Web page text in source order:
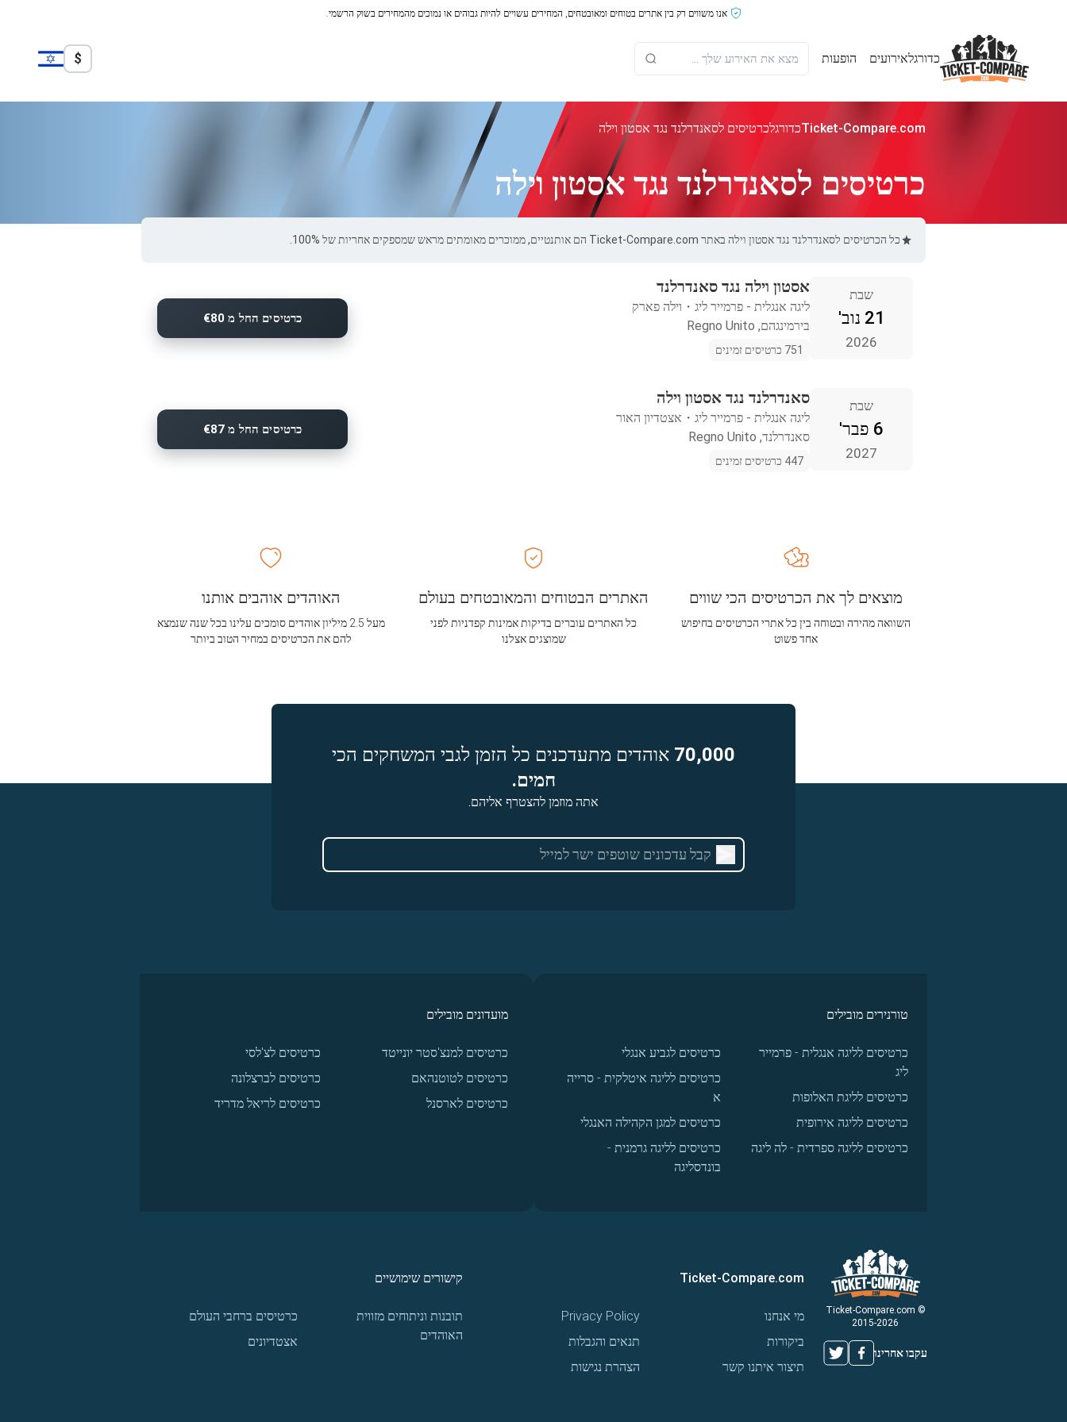
אנו משווים רק בין אתרים בטוחים ומאובטחים, המחירים עשויים להיות גבוהים או נמוכים מהמחירים בשוק הרשמי.
כדורגלאירועים הופעות $
Ticket-Compare.comכדורגלכרטיסים לסאנדרלנד נגד אסטון וילה
כרטיסים לסאנדרלנד נגד אסטון וילה
כל הכרטיסים לסאנדרלנד נגד אסטון וילה באתר Ticket-Compare.com הם אותנטיים, ממוכרים מאומתים מראש שמספקים אחריות של 100%.
שבת
21 נוב'
2026
אסטון וילה נגד סאנדרלנד
ליגה אנגלית - פרמייר ליג ・ וילה פארק
בירמינגהם, Regno Unito
751 כרטיסים זמינים
כרטיסים החל מ €80
שבת
6 פבר'
2027
סאנדרלנד נגד אסטון וילה
ליגה אנגלית - פרמייר ליג ・ אצטדיון האור
סאנדרלנד, Regno Unito
447 כרטיסים זמינים
כרטיסים החל מ €87
האתרים הבטוחים והמאובטחים בעולם
כל האתרים עוברים בדיקות אמינות קפדניות לפני
שמוצגים אצלנו
מוצאים לך את הכרטיסים הכי שווים
השוואה מהירה ובטוחה בין כל אתרי הכרטיסים בחיפוש
אחד פשוט
האוהדים אוהבים אותנו
מעל 2.5 מיליון אוהדים סומכים עלינו בכל שנה שנמצא
להם את הכרטיסים במחיר הטוב ביותר
70,000 אוהדים מתעדכנים כל הזמן לגבי המשחקים הכי
חמים.
אתה מוזמן להצטרף אליהם.
טורנירים מובילים
כרטיסים לליגה אנגלית - פרמייר
ליג
כרטיסים לליגת האלופות
כרטיסים לליגה אירופית
כרטיסים לליגה ספרדית - לה ליגה
כרטיסים לגביע אנגלי
כרטיסים לליגה איטלקית - סרייה
א
כרטיסים למגן הקהילה האנגלי
כרטיסים לליגה גרמנית -
בונדסליגה
מועדונים מובילים
כרטיסים למנצ'סטר יונייטד
כרטיסים לטוטנהאם
כרטיסים לארסנל
כרטיסים לצ'לסי
כרטיסים לברצלונה
כרטיסים לריאל מדריד
© Ticket-Compare.com
2015-2026
עקבו אחרינו
Ticket-Compare.com
מי אנחנו
ביקורות
תיצור איתנו קשר
Privacy Policy
תנאים והגבלות
הצהרת נגישות
קישורים שימושיים
תובנות וניתוחים מזווית
האוהדים
כרטיסים ברחבי העולם
אצטדיונים